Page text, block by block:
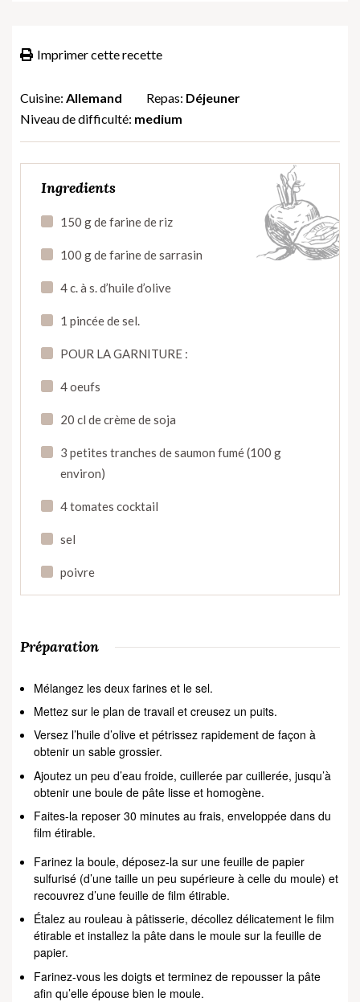
Imprimer cette recette
Cuisine: Allemand Repas: Déjeuner
Niveau de difficulté: medium
Ingredients
150 g de farine de riz
100 g de farine de sarrasin
4 c. à s. d’huile d’olive
1 pincée de sel.
POUR LA GARNITURE :
4 oeufs
20 cl de crème de soja
3 petites tranches de saumon fumé (100 g
environ)
4 tomates cocktail
sel
poivre
Préparation
Mélangez les deux farines et le sel.
Mettez sur le plan de travail et creusez un puits.
Versez l’huile d’olive et pétrissez rapidement de façon à
obtenir un sable grossier.
Ajoutez un peu d’eau froide, cuillerée par cuillerée, jusqu’à
obtenir une boule de pâte lisse et homogène.
Faites-la reposer 30 minutes au frais, enveloppée dans du
film étirable.
Farinez la boule, déposez-la sur une feuille de papier
sulfurisé (d’une taille un peu supérieure à celle du moule) et
recouvrez d’une feuille de film étirable.
Étalez au rouleau à pâtisserie, décollez délicatement le film
étirable et installez la pâte dans le moule sur la feuille de
papier.
Farinez-vous les doigts et terminez de repousser la pâte
afin qu’elle épouse bien le moule.